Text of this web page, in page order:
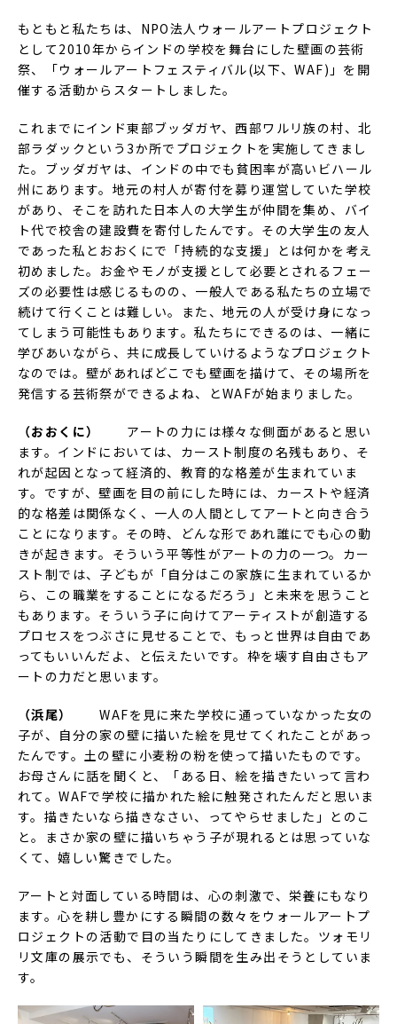
もともと私たちは、NPO法人ウォールアートプロジェクト
として2010年からインドの学校を舞台にした壁画の芸術
祭、「ウォールアートフェスティバル(以下、WAF)」を開
催する活動からスタートしました。
これまでにインド東部ブッダガヤ、西部ワルリ族の村、北
部ラダックという3か所でプロジェクトを実施してきまし
た。ブッダガヤは、インドの中でも貧困率が高いビハール
州にあります。地元の村人が寄付を募り運営していた学校
があり、そこを訪れた日本人の大学生が仲間を集め、バイ
ト代で校舎の建設費を寄付したんです。その大学生の友人
であった私とおおくにで「持続的な支援」とは何かを考え
初めました。お金やモノが支援として必要とされるフェー
ズの必要性は感じるものの、一般人である私たちの立場で
続けて行くことは難しい。また、地元の人が受け身になっ
てしまう可能性もあります。私たちにできるのは、一緒に
学びあいながら、共に成長していけるようなプロジェクト
なのでは。壁があればどこでも壁画を描けて、その場所を
発信する芸術祭ができるよね、とWAFが始まりました。
（おおくに）
アートの力には様々な側面があると思い
ます。インドにおいては、カースト制度の名残もあり、そ
れが起因となって経済的、教育的な格差が生まれていま
す。ですが、壁画を目の前にした時には、カーストや経済
的な格差は関係なく、一人の人間としてアートと向き合う
ことになります。その時、どんな形であれ誰にでも心の動
きが起きます。そういう平等性がアートの力の一つ。カー
スト制では、子どもが「自分はこの家族に生まれているか
ら、この職業をすることになるだろう」と未来を思うこと
もあります。そういう子に向けてアーティストが創造する
プロセスをつぶさに見せることで、もっと世界は自由であ
ってもいいんだよ、と伝えたいです。枠を壊す自由さもア
ートの力だと思います。
（浜尾）
WAFを見に来た学校に通っていなかった女の
子が、自分の家の壁に描いた絵を見せてくれたことがあっ
たんです。土の壁に小麦粉の粉を使って描いたものです。
お母さんに話を聞くと、「ある日、絵を描きたいって言わ
れて。WAFで学校に描かれた絵に触発されたんだと思いま
す。描きたいなら描きなさい、ってやらせました」とのこ
と。まさか家の壁に描いちゃう子が現れるとは思っていな
くて、嬉しい驚きでした。
アートと対面している時間は、心の刺激で、栄養にもなり
ます。心を耕し豊かにする瞬間の数々をウォールアートプ
ロジェクトの活動で目の当たりにしてきました。ツォモリ
リ文庫の展示でも、そういう瞬間を生み出そうとしていま
す。